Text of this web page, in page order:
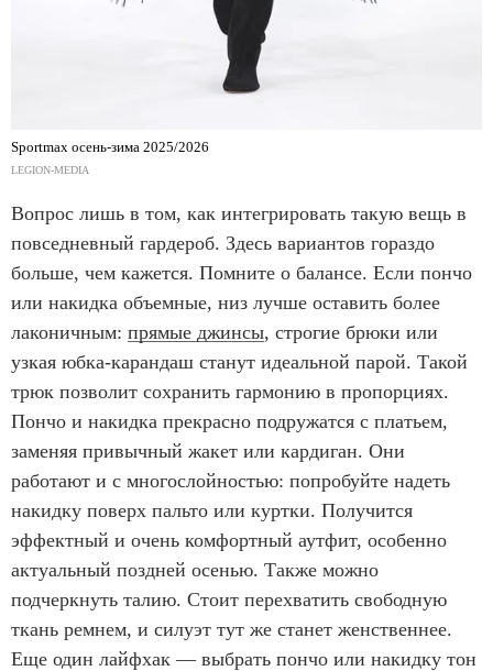
Sportmax осень-зима 2025/2026
LEGION-MEDIA
Вопрос лишь в том, как интегрировать такую вещь в
повседневный гардероб. Здесь вариантов гораздо
больше, чем кажется. Помните о балансе. Если пончо
или накидка объемные, низ лучше оставить более
лаконичным: прямые джинсы, строгие брюки или
узкая юбка-карандаш станут идеальной парой. Такой
трюк позволит сохранить гармонию в пропорциях.
Пончо и накидка прекрасно подружатся с платьем,
заменяя привычный жакет или кардиган. Они
работают и с многослойностью: попробуйте надеть
накидку поверх пальто или куртки. Получится
эффектный и очень комфортный аутфит, особенно
актуальный поздней осенью. Также можно
подчеркнуть талию. Стоит перехватить свободную
ткань ремнем, и силуэт тут же станет женственнее.
Еще один лайфхак — выбрать пончо или накидку тон